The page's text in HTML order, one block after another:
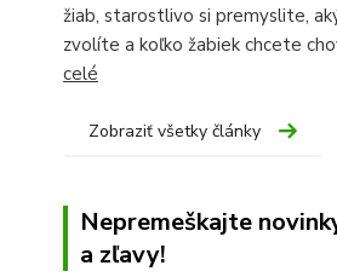
žiab, starostlivo si premyslite,
zvolíte a koľko žabiek chcete
celé
Zobraziť všetky články
Nepremeškajte
a zľavy!